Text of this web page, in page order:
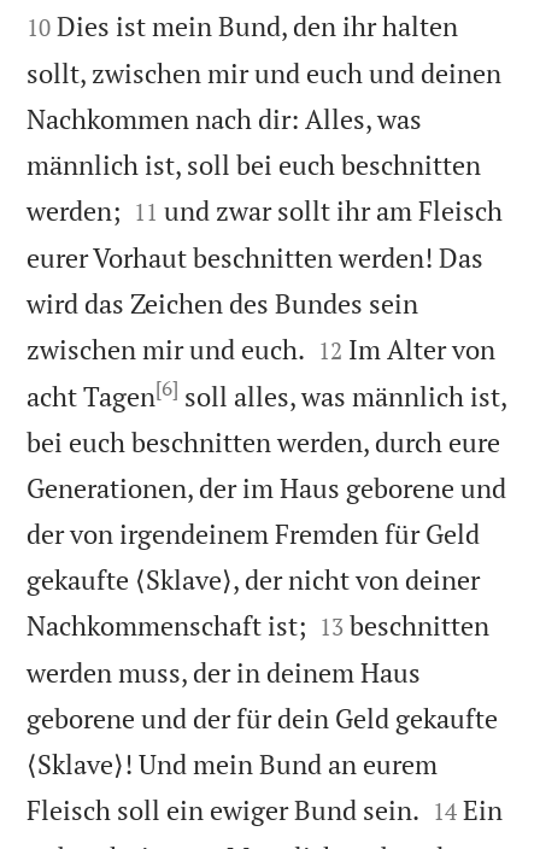
10 Dies ist mein Bund, den ihr halten
sollt, zwischen mir und euch und deinen
Nachkommen nach dir: Alles, was
männlich ist, soll bei euch beschnitten
werden; 

11 und zwar sollt ihr am Fleisch
eurer Vorhaut beschnitten werden! Das
wird das Zeichen des Bundes sein
zwischen mir und euch. 

12 Im Alter von
acht Tagen[6] soll alles, was männlich ist,
bei euch beschnitten werden, durch eure
Generationen, der im Haus geborene und
der von irgendeinem Fremden für Geld
gekaufte ⟨Sklave⟩, der nicht von deiner
Nachkommenschaft ist; 

13 beschnitten
werden muss, der in deinem Haus
geborene und der für dein Geld gekaufte
⟨Sklave⟩! Und mein Bund an eurem
Fleisch soll ein ewiger Bund sein. 

14 Ein